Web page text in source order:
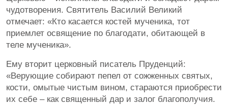
чудотворения. Святитель Василий Великий
отмечает: «Кто касается костей мученика, тот
приемлет освящение по благодати, обитающей в
теле мученика».
Ему вторит церковный писатель Пруденций:
«Верующие собирают пепел от сожженных святых,
кости, омытые чистым вином, стараются приобрести
их себе – как священный дар и залог благополучия.